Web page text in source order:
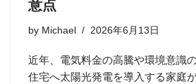
意点
by Michael 2026年6月13日
近年、電気料金の高騰や環境意識
住宅へ太陽光発電を導入する家庭